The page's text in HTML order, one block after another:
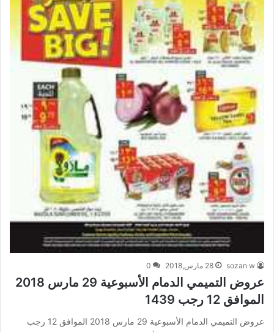
sozan w 28 مارس,2018 0
عروض التميمي الدمام الأسبوعية 29 مارس 2018
الموافق 12 رجب 1439
عروض التميمي الدمام الأسبوعية 29 مارس 2018 الموافق 12 رجب